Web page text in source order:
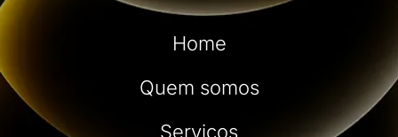
Home
Quem somos
Serviços